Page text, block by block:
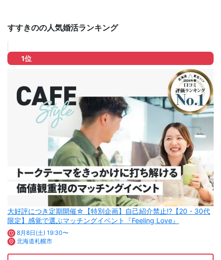
すすきのの人気婚活ランキング
1位
大好評につき定期開催☆【特別企画】自己紹介禁止!?【20・30代
限定】感覚で選ぶマッチングイベント『Feeling Love』
8月8日(土) 19:30〜
北海道札幌市